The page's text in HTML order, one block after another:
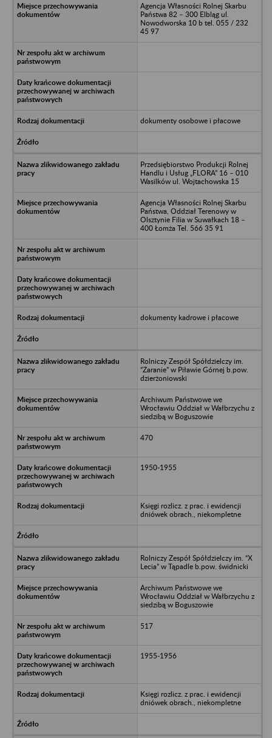
Agencja Własności Rolnej Skarbu
Państwa 82 – 300 Elbląg ul.
Nowodworska 10 b tel. 055 / 232
45 97
dokumenty osobowe i płacowe
Przedsiębiorstwo Produkcji Rolnej
Handlu i Usług „FLORA” 16 – 010
Wasilków ul. Wojtachowska 15
Agencja Własności Rolnej Skarbu
Państwa, Oddział Terenowy w
Olsztynie Filia w Suwałkach 18 –
400 Łomża Tel. 566 35 91
dokumenty kadrowe i płacowe
Rolniczy Zespół Spółdzielczy im.
“Zaranie” w Piławie Górnej b.pow.
dzierżoniowski
Archiwum Państwowe we
Wrocławiu Oddział w Wałbrzychu z
siedzibą w Boguszowie
470
1950-1955
Księgi rozlicz. z prac. i ewidencji
dniówek obrach., niekompletne
Rolniczy Zespół Spółdzielczy im. “X
Lecia” w Tąpadle b.pow. świdnicki
Archiwum Państwowe we
Wrocławiu Oddział w Wałbrzychu z
siedzibą w Boguszowie
517
1955-1956
Księgi rozlicz. z prac. i ewidencji
dniówek obrach., niekompletne